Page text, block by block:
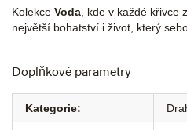
Kolekce Voda , kde v každé
největší bohatství i život, který
Doplňkové parametry
Kategorie: